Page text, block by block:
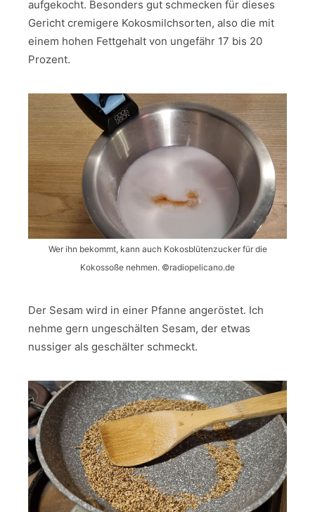
aufgekocht. Besonders gut schmecken für dieses
Gericht cremigere Kokosmilchsorten, also die mit
einem hohen Fettgehalt von ungefähr 17 bis 20
Prozent.
Wer ihn bekommt, kann auch Kokosblütenzucker für die
Kokossoße nehmen. ©radiopelicano.de
Der Sesam wird in einer Pfanne angeröstet. Ich
nehme gern ungeschälten Sesam, der etwas
nussiger als geschälter schmeckt.